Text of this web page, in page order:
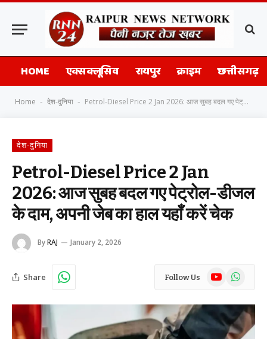
HOME एक्सक्लूसिव रायपुर क्राइम छत्तीसगढ़
Home - देश-दुनिया - Petrol-Diesel Price 2 Jan 2026: आज सुबह बदल गए पेट्रोल-डीजल के दाम, अपनी जेब का हाल यहाँ करें चेक
देश-दुनिया
Petrol-Diesel Price 2 Jan
2026: आज सुबह बदल गए पेट्रोल-डीजल
के दाम, अपनी जेब का हाल यहाँ करें चेक
ByRAJ January 2, 2026
Share Follow Us YouTubeWhatsApp